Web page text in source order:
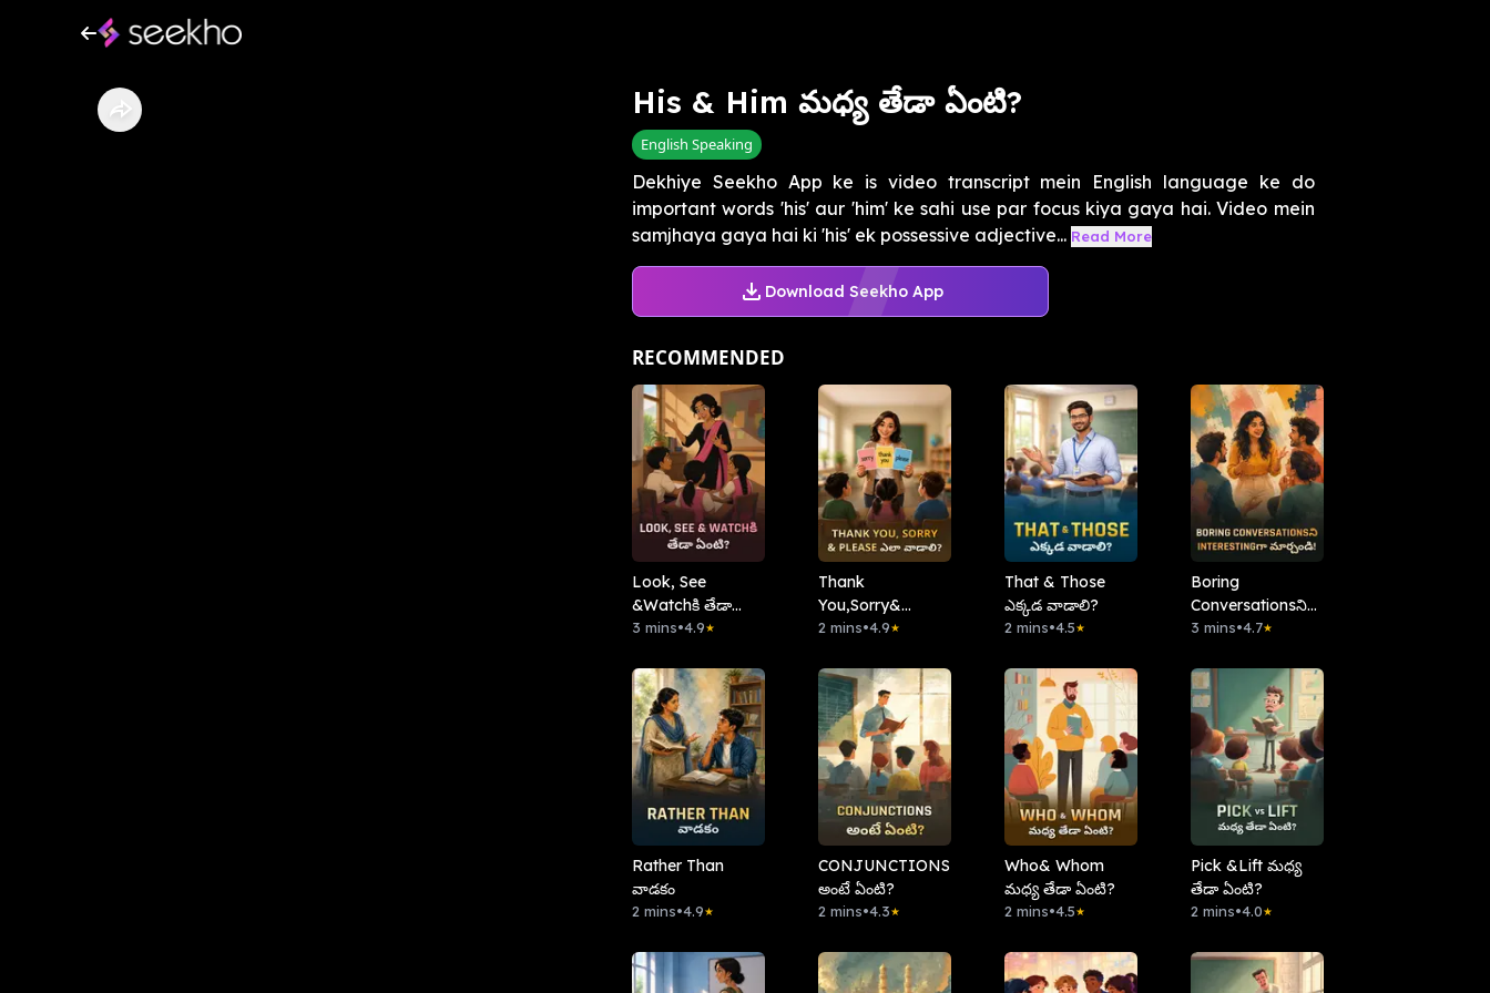
His & Him మధ్య తేడా ఏంటి?
English Speaking
Dekhiye Seekho App ke is video transcript mein English language ke do
important words 'his' aur 'him' ke sahi use par focus kiya gaya hai. Video mein
samjhaya gaya hai ki 'his' ek possessive adjective... Read More
Download Seekho App
RECOMMENDED
Look, See
&Watchకి తేడా
ఏంటి?
3 mins•4.9★
Thank
You,Sorry&
Please ఎలా
2 mins•4.9★
That & Those
ఎక్కడ వాడాలి?
2 mins•4.5★
Boring
Conversationsని
Interestingగా
3 mins•4.7★
Rather Than
వాడకం
2 mins•4.9★
CONJUNCTIONS
అంటే ఏంటి?
2 mins•4.3★
Who& Whom
మధ్య తేడా ఏంటి?
2 mins•4.5★
Pick &Lift మధ్య
తేడా ఏంటి?
2 mins•4.0★